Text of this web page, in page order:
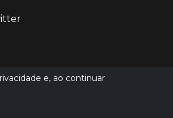
e, ao continuar